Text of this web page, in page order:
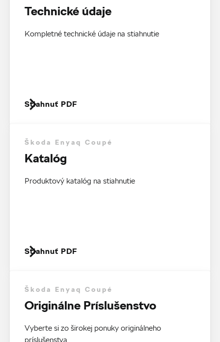
Technické údaje
Kompletné technické údaje na stiahnutie
Stiahnuť PDF
Škoda Enyaq Coupé
Katalóg
Produktový katalóg na stiahnutie
Stiahnuť PDF
Škoda Enyaq Coupé
Originálne Príslušenstvo
Vyberte si zo širokej ponuky originálneho
príslušenstva